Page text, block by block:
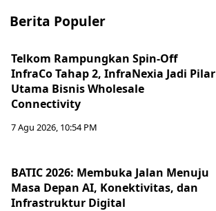
Berita Populer
Telkom Rampungkan Spin-Off
InfraCo Tahap 2, InfraNexia Jadi Pilar
Utama Bisnis Wholesale
Connectivity
7 Agu 2026, 10:54 PM
BATIC 2026: Membuka Jalan Menuju
Masa Depan AI, Konektivitas, dan
Infrastruktur Digital